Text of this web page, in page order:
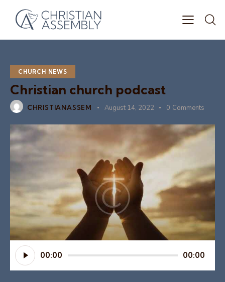
CHURCH NEWS
Christian church podcast
CHRISTIANASSEM August 14, 2022 0 Comments
Audio
Player
00:00 00:00